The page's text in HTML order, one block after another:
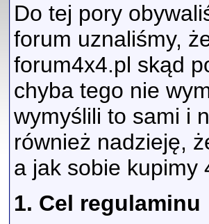
Do tej pory
forum uznaliśmy,
forum4x4.pl skąd
chyba tego nie
wymyślili to sami i
również nadzieję,
a jak sobie kupimy
1. Cel regulaminu